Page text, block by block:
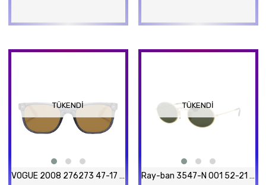
TÜKENDI
VOGUE 2008 276273 47-17 Güneş Gözlüğü
TÜKENDI
Ray-ban 3547-N 001 52-21 Güneş Gözlüğü